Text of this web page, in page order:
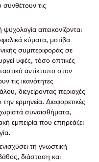
συνθέτουν τις
απεικονίζονται
κύματα, μοτίβα
συμπεριφοράς σε
υφές, τόσο οπτικές
αντίκτυπο στον
τις ικανότητες
διεγείροντας περιοχές
ερμηνεία. Διαφορετικές
συναισθήματα,
εμπειρία που επηρεάζει
τη γνωστική
διάσταση και